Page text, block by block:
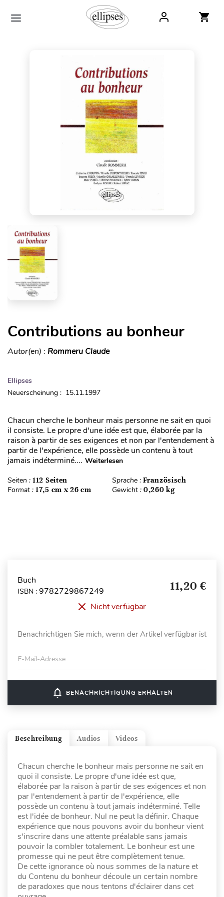
Contributions au bonheur
Autor(en) : Rommeru Claude
Ellipses
Neuerscheinung : 15.11.1997
Chacun cherche le bonheur mais personne ne sait en quoi
il consiste. Le propre d'une idée est que, élaborée par la
raison à partir de ses exigences et non par l'entendement à
partir de l'expérience, elle possède un contenu à tout
jamais indéterminé.... Weiterlesen
Seiten : 112 Seiten Sprache : Französisch
Format : 17,5 cm x 26 cm Gewicht : 0,260 kg
Buch
ISBN : 9782729867249 11,20 €
Nicht verfügbar
Benachrichtigen Sie mich, wenn der Artikel verfügbar ist
E-Mail-Adresse
notifications_none BENACHRICHTIGUNG ERHALTEN
Videos
Audios
Beschreibung
Chacun cherche le bonheur mais personne ne sait en
quoi il consiste. Le propre d'une idée est que,
élaborée par la raison à partir de ses exigences et non
par l'entendement à partir de l'expérience, elle
possède un contenu à tout jamais indéterminé. Telle
est l'idée de bonheur. Nul ne peut la définir. Chaque
expérience que nous pouvons avoir du bonheur vient
s'inscrire dans une attente préalable sans jamais
pouvoir la combler totalement. Le bonheur est une
promesse qui ne peut être complètement tenue.
De cette ignorance où nous sommes de la nature et
du Contenu du bonheur découle un certain nombre
de paradoxes que nous tentons d'éclairer dans cet